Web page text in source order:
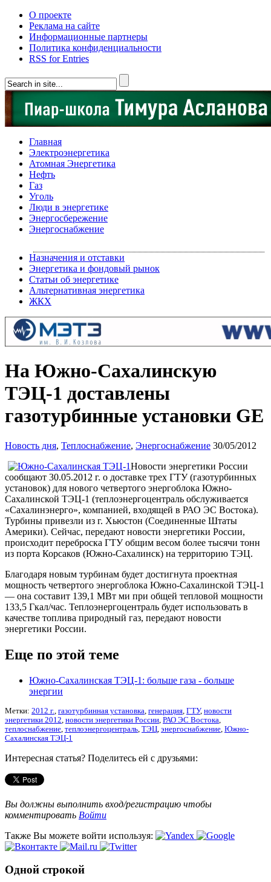
О проекте
Реклама на сайте
Информационные партнеры
Политика конфиденциальности
RSS for Entries
Главная
Электроэнергетика
Атомная Энергетика
Нефть
Газ
Уголь
Люди в энергетике
Энергосбережение
Энергоснабжение
Назначения и отставки
Энергетика и фондовый рынок
Статьи об энергетике
Альтернативная энергетика
ЖКХ
На Южно-Сахалинскую
ТЭЦ-1 доставлены
газотурбинные установки GE
Новость дня, Теплоснабжение, Энергоснабжение 30/05/2012
Новости энергетики России
сообщают 30.05.2012 г. о доставке трех ГТУ (газотурбинных
установок) для нового четвертого энергоблока Южно-
Сахалинской ТЭЦ-1 (теплоэнергоцентраль обслуживается
«Сахалинэнерго», компанией, входящей в РАО ЭС Востока).
Турбины привезли из г. Хьюстон (Соединенные Штаты
Америки). Сейчас, передают новости энергетики России,
происходит переброска ГТУ общим весом более тысячи тонн
из порта Корсаков (Южно-Сахалинск) на территорию ТЭЦ.
Благодаря новым турбинам будет достигнута проектная
мощность четвертого энергоблока Южно-Сахалинской ТЭЦ-1
— она составит 139,1 МВт ми при общей тепловой мощности
133,5 Гкал/час. Теплоэнергоцентраль будет использовать в
качестве топлива природный газ, передают новости
энергетики России.
Еще по этой теме
Южно-Сахалинская ТЭЦ-1: больше газа - больше
энергии
Метки: 2012 г. газотурбинная установка генерация ГТУ, новости
энергетики 2012 новости энергетики России РАО ЭС Востока
теплоснабжение теплоэнергоцентраль ТЭЦ энергоснабжение Южно-
Сахалинская ТЭЦ-1
Интересная статья? Поделитесь ей с друзьями:
Вы должны выполнить вход/регистрацию чтобы
комментировать Войти
Также Вы можете войти используя:
Одной строкой